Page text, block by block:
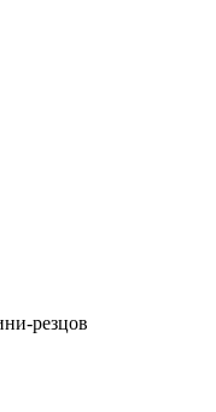
резцов